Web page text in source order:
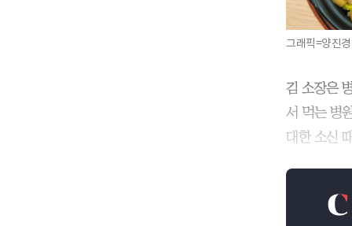
그래픽=양진경
김 소장은
서 먹는 병
대한 소신